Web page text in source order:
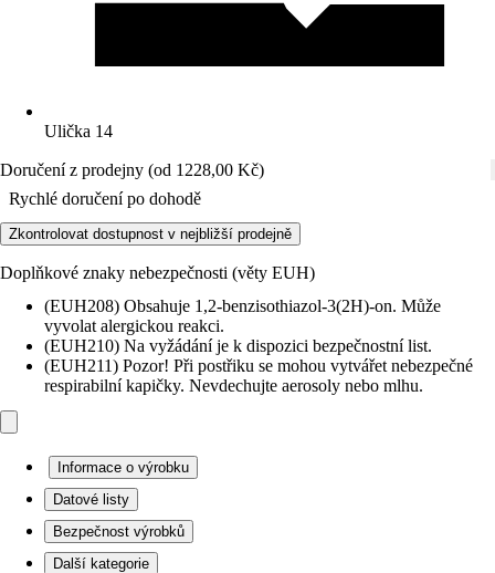
Ulička 14
Doručení z prodejny (od 1228,00 Kč)
Rychlé doručení po dohodě
Zkontrolovat dostupnost v nejbližší prodejně
Doplňkové znaky nebezpečnosti (věty EUH)
(EUH208) Obsahuje 1,2-benzisothiazol-3(2H)-on. Může
vyvolat alergickou reakci.
(EUH210) Na vyžádání je k dispozici bezpečnostní list.
(EUH211) Pozor! Při postřiku se mohou vytvářet nebezpečné
respirabilní kapičky. Nevdechujte aerosoly nebo mlhu.
Informace o výrobku
Datové listy
Bezpečnost výrobků
Další kategorie